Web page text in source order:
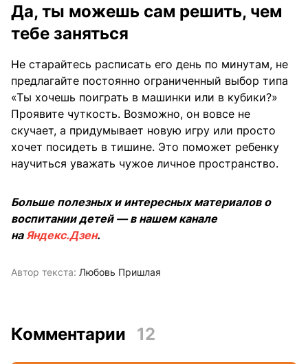
Да, ты можешь сам решить, чем
тебе заняться
Не старайтесь расписать его день по минутам, не
предлагайте постоянно ограниченный выбор типа
«Ты хочешь поиграть в машинки или в кубики?»
Проявите чуткость. Возможно, он вовсе не
скучает, а придумывает новую игру или просто
хочет посидеть в тишине. Это поможет ребенку
научиться уважать чужое личное пространство.
Больше полезных и интересных материалов о
воспитании детей — в нашем канале
на Яндекс.Дзен.
Автор текста: Любовь Пришлая
Комментарии 12